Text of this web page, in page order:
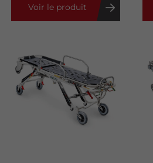
Voir le produit